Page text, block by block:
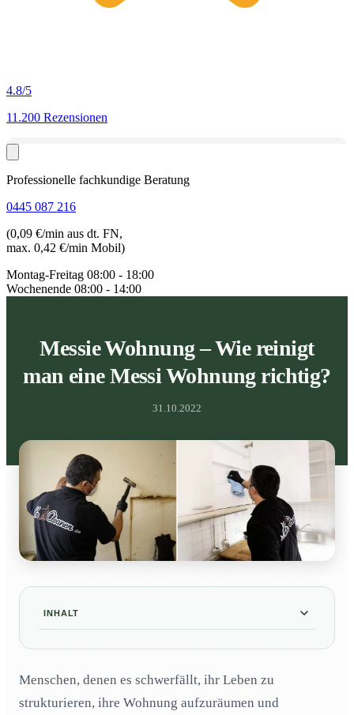
4.8/5
11.200 Rezensionen
Professionelle fachkundige Beratung
0445 087 216
(0,09 €/min aus dt. FN,
max. 0,42 €/min Mobil)
Montag-Freitag 08:00 - 18:00
Wochenende 08:00 - 14:00
Messie Wohnung – Wie reinigt
man eine Messi Wohnung richtig?
31.10.2022
INHALT
Warum muss bei einer Reinigung einer Messi-
Wohnung zu reinigen?
Menschen, denen es schwerfällt, ihr Leben zu
strukturieren, ihre Wohnung aufzuräumen und